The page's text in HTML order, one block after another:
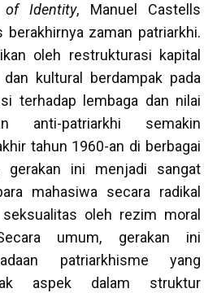
of Identity, Manuel Castells
zaman patriarkhi.
oleh restrukturasi kapital
kultural berdampak pada
terhadap lembaga dan nilai
anti-patriarkhi semakin
tahun 1960-an di berbagai
gerakan ini menjadi sangat
mahasiwa secara radikal
oleh rezim moral
umum, gerakan ini
patriarkhisme yang
aspek dalam struktur